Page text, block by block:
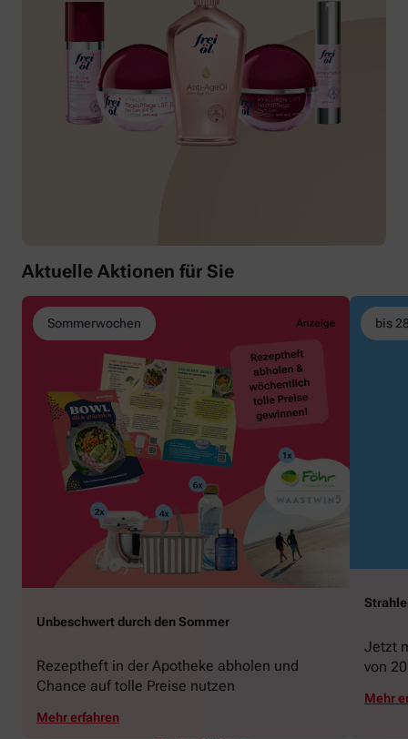
Aktuelle Aktionen für Sie
Sommerwochen
Unbeschwert durch den Sommer
Rezeptheft in der Apotheke abholen und
Chance auf tolle Preise nutzen
Mehr erfahren
bis
Jetzt
von
Mehr